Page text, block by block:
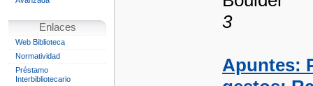
Enlaces
Web Biblioteca
Normatividad
Préstamo
Interbibliotecario
3
Apuntes: